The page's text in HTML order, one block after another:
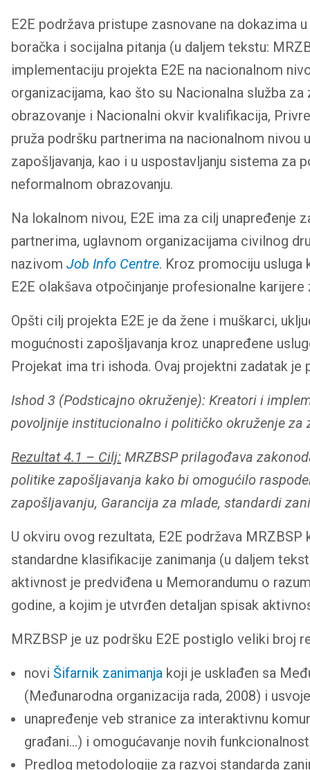
E2E podržava pristupe zasnovane na dokazima
boračka i socijalna pitanja (u daljem tekstu:
implementaciju projekta E2E na nacionalnom
organizacijama, kao što su Nacionalna služba
obrazovanje i Nacionalni okvir kvalifikacija,
pruža podršku partnerima na nacionalnom
zapošljavanja, kao i u uspostavljanju sistema za
neformalnom obrazovanju.
Na lokalnom nivou, E2E ima za cilj unapređenje
partnerima, uglavnom organizacijama civilnog
nazivom Job Info Centre. Kroz promociju usluga
E2E olakšava otpočinjanje profesionalne
Opšti cilj projekta E2E je da žene i muškarci,
mogućnosti zapošljavanja kroz unapređene
Projekat ima tri ishoda. Ovaj projektni zadatak
Ishod 3 (Podsticajno okruženje): Kreatori i
povoljnije institucionalno i političko okruženje za
Rezultat 4.1 – Cilj: MRZBSP prilagođava
politike zapošljavanja kako bi omogućilo
zapošljavanju, Garancija za mlade, standardi
U okviru ovog rezultata, E2E podržava
standardne klasifikacije zanimanja (u daljem
aktivnost je predviđena u Memorandumu o
godine, a kojim je utvrđen detaljan spisak
MRZBSP je uz podršku E2E postiglo veliki broj
noviŠifarnik zanimanja koji je usklađen sa
(Međunarodna organizacija rada, 2008) i
unapređenje veb stranice za interaktivnu
građani…) i omogućavanje novih
Predlog metodologije za razvoj standarda